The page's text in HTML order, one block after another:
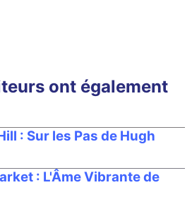
ont également
: Sur les Pas de Hugh
: L'Âme Vibrante de